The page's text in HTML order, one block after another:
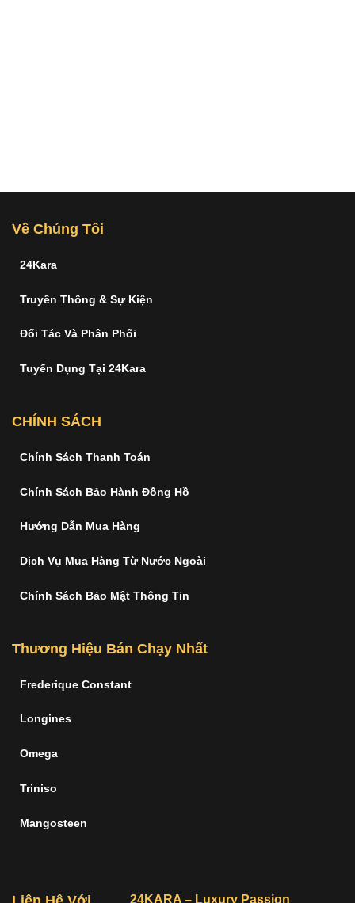
Về Chúng Tôi
24Kara
Truyền Thông & Sự Kiện
Đối Tác Và Phân Phối
Tuyển Dụng Tại 24Kara
CHÍNH SÁCH
Chính Sách Thanh Toán
Chính Sách Bảo Hành Đồng Hồ
Hướng Dẫn Mua Hàng
Dịch Vụ Mua Hàng Từ Nước Ngoài
Chính Sách Bảo Mật Thông Tin
Thương Hiệu Bán Chạy Nhất
Frederique Constant
Longines
Omega
Triniso
Mangosteen
24KARA – Luxury Passion